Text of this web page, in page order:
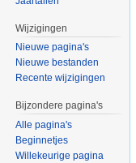
Wijzigingen
Nieuwe pagina's
Nieuwe bestanden
Recente wijzigingen
Bijzondere pagina's
Alle pagina's
Beginnetjes
Willekeurige pagina